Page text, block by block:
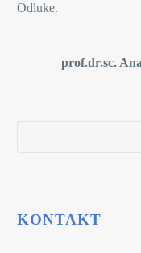
Odluke.
prof.dr.sc.
KONTAKT